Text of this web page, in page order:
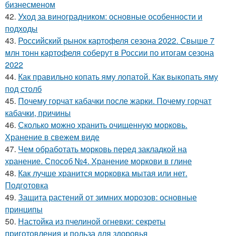
бизнесменом
42. Уход за виноградником: основные особенности и
подходы
43. Российский рынок картофеля сезона 2022. Свыше 7
млн тонн картофеля соберут в России по итогам сезона
2022
44. Как правильно копать яму лопатой. Как выкопать яму
под столб
45. Почему горчат кабачки после жарки. Почему горчат
кабачки, причины
46. Сколько можно хранить очищенную морковь.
Хранение в свежем виде
47. Чем обработать морковь перед закладкой на
хранение. Способ №4. Хранение моркови в глине
48. Как лучше хранится морковка мытая или нет.
Подготовка
49. Защита растений от зимних морозов: основные
принципы
50. Настойка из пчелиной огневки: секреты
приготовления и польза для здоровья